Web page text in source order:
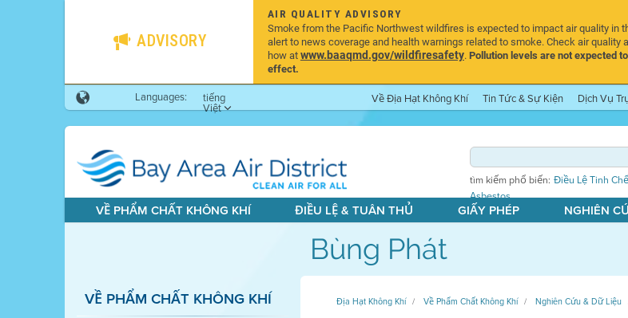
ADVISORY
AIR QUALITY ADVISORY
Smoke from the Pacific Northwest wildfires is expected to impact air quality in
alert to news coverage and health warnings related to smoke. Check air quality
how atwww.baaqmd.gov/wildfiresafety.Pollution levels are not expected
effect.
Languages: tiếng
Việt
Về Địa Hạt Không Khí Tin Tức & Sự Kiện Dịch Vụ
tìm kiếm phổ biến: Điều Lệ Tinh Chế
Asbestos
VỀ PHẨM CHẤT KHÔNG KHÍ ĐIỀU LỆ & TUÂN THỦ GIẤY PHÉP NGHIÊN
Bùng Phát
VỀ PHẨM CHẤT KHÔNG KHÍ Địa Hạt Không Khí Về Phẩm Chất Không Khí Nghiên Cứu & Dữ Liệu